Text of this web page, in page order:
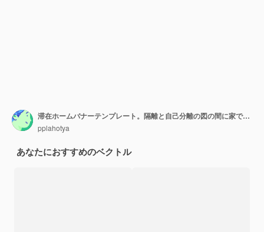
滞在ホームバナーテンプレート。隔離と自己分離の図の間に家で一緒に時間を過ごす女性。
pplahotya
あなたにおすすめのベクトル